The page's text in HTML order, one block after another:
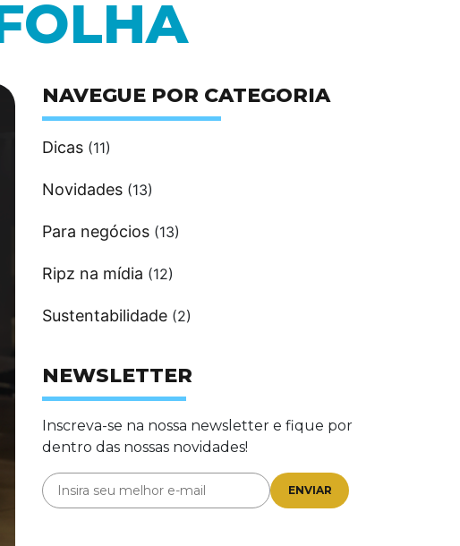
NAVEGUE POR CATEGORIA
Dicas (11)
Novidades (13)
Para negócios (13)
Ripz na mídia (12)
Sustentabilidade (2)
NEWSLETTER
Inscreva-se na nossa newsletter e fique por
dentro das nossas novidades!